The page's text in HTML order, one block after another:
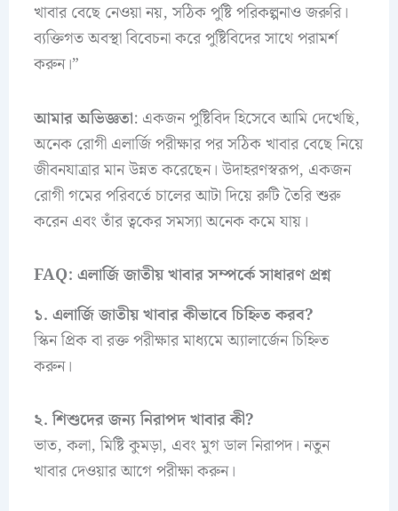
খাবার বেছে নেওয়া নয়, সঠিক পুষ্টি পরিকল্পনাও জরুরি।
ব্যক্তিগত অবস্থা বিবেচনা করে পুষ্টিবিদের সাথে পরামর্শ
করুন।”
আমার অভিজ্ঞতা: একজন পুষ্টিবিদ হিসেবে আমি দেখেছি,
অনেক রোগী এলার্জি পরীক্ষার পর সঠিক খাবার বেছে নিয়ে
জীবনযাত্রার মান উন্নত করেছেন। উদাহরণস্বরূপ, একজন
রোগী গমের পরিবর্তে চালের আটা দিয়ে রুটি তৈরি শুরু
করেন এবং তাঁর ত্বকের সমস্যা অনেক কমে যায়।
FAQ: এলার্জি জাতীয় খাবার সম্পর্কে সাধারণ প্রশ্ন
১. এলার্জি জাতীয় খাবার কীভাবে চিহ্নিত করব?
স্কিন প্রিক বা রক্ত পরীক্ষার মাধ্যমে অ্যালার্জেন চিহ্নিত
করুন।
২. শিশুদের জন্য নিরাপদ খাবার কী?
ভাত, কলা, মিষ্টি কুমড়া, এবং মুগ ডাল নিরাপদ। নতুন
খাবার দেওয়ার আগে পরীক্ষা করুন।